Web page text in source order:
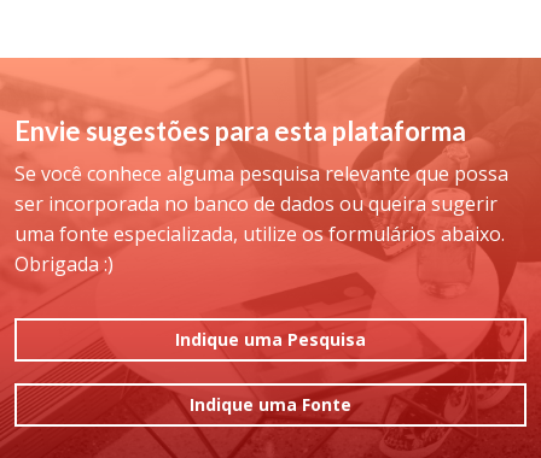
Envie sugestões para esta plataforma
Se você conhece alguma pesquisa relevante que possa
ser incorporada no banco de dados ou queira sugerir
uma fonte especializada, utilize os formulários abaixo.
Obrigada :)
Indique uma Pesquisa
Indique uma Fonte